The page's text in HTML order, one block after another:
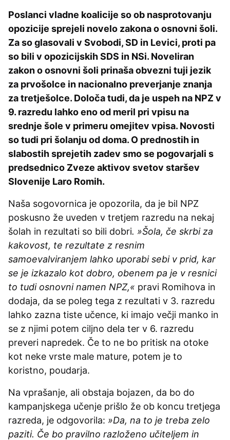
Poslanci vladne koalicije so ob nasprotovanju
opozicije sprejeli novelo zakona o osnovni šoli.
Za so glasovali v Svobodi, SD in Levici, proti pa
so bili v opozicijskih SDS in NSi. Noveliran
zakon o osnovni šoli prinaša obvezni tuji jezik
za prvošolce in nacionalno preverjanje znanja
za tretješolce. Določa tudi, da je uspeh na NPZ v
9. razredu lahko eno od meril pri vpisu na
srednje šole v primeru omejitev vpisa. Novosti
so tudi pri šolanju od doma. O prednostih in
slabostih sprejetih zadev smo se pogovarjali s
predsednico Zveze aktivov svetov staršev
Slovenije Laro Romih.
Naša sogovornica je opozorila, da je bil NPZ
poskusno že uveden v tretjem razredu na nekaj
šolah in rezultati so bili dobri. »Šola, če skrbi za
kakovost, te rezultate z resnim
samoevalviranjem lahko uporabi sebi v prid, kar
se je izkazalo kot dobro, obenem pa je v resnici
to tudi osnovni namen NPZ,« pravi Romihova in
dodaja, da se poleg tega z rezultati v 3. razredu
lahko zazna tiste učence, ki imajo večji manko in
se z njimi potem ciljno dela ter v 6. razredu
preveri napredek. Če to ne bo pritisk na otoke
kot neke vrste male mature, potem je to
koristno, poudarja.
Na vprašanje, ali obstaja bojazen, da bo do
kampanjskega učenje prišlo že ob koncu tretjega
razreda, je odgovorila: »Da, na to je treba zelo
paziti. Če bo pravilno razloženo učiteljem in